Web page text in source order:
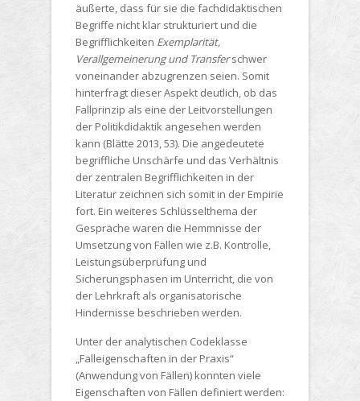
äußerte, dass für sie die fachdidaktischen
Begriffe nicht klar strukturiert und die
Begrifflichkeiten Exemplarität,
Verallgemeinerung und Transferschwer
voneinander abzugrenzen seien. Somit
hinterfragt dieser Aspekt deutlich, ob das
Fallprinzip als eine der Leitvorstellungen
der Politikdidaktik angesehen werden
kann (Blätte 2013, 53). Die angedeutete
begriffliche Unschärfe und das Verhältnis
der zentralen Begrifflichkeiten in der
Literatur zeichnen sich somit in der Empirie
fort. Ein weiteres Schlüsselthema der
Gespräche waren die Hemmnisse der
Umsetzung von Fällen wie z.B. Kontrolle,
Leistungsüberprüfung und
Sicherungsphasen im Unterricht, die von
der Lehrkraft als organisatorische
Hindernisse beschrieben werden.
Unter der analytischen Codeklasse
„Falleigenschaften in der Praxis“
(Anwendung von Fällen) konnten viele
Eigenschaften von Fällen definiert werden: